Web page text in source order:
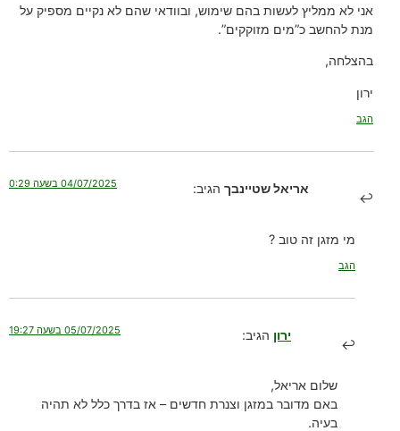
אני לא ממליץ לעשות בהם שימוש, ובוודאי שהם לא נקיים מספיק על
מנת להחשב כ”מים מזוקקים”.
בהצלחה,
ירון
הגב
אריאל שטיינבך הגיב: 04/07/2025 בשעה 0:29
מי מזגן זה טוב ?
הגב
ירון הגיב: 05/07/2025 בשעה 19:27
שלום אריאל,
באם מדובר במזגן וצנרת חדשים – אז בדרך כלל לא תהיה
בעיה.